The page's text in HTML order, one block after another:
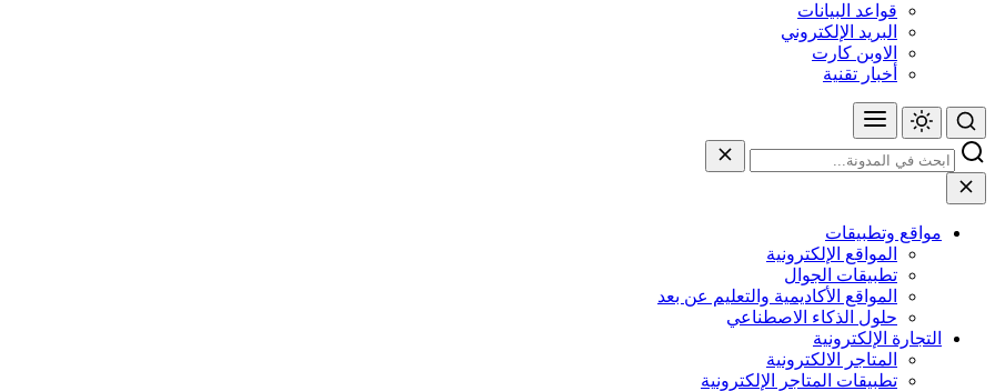
قواعد البيانات
البريد الإلكتروني
الاوبن كارت
أخبار تقنية
مواقع وتطبيقات
المواقع الإلكترونية
تطبيقات الجوال
المواقع الأكاديمية والتعليم عن بعد
حلول الذكاء الاصطناعي
التجارة الإلكترونية
المتاجر الالكترونية
تطبيقات المتاجر الإلكترونية